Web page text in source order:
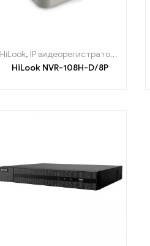
HiLook, IP видеорегистраторы
HiLook NVR-108H-D/8P